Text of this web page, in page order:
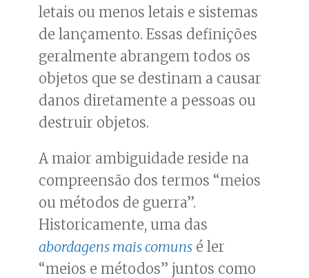
letais ou menos letais e sistemas
de lançamento. Essas definições
geralmente abrangem todos os
objetos que se destinam a causar
danos diretamente a pessoas ou
destruir objetos.
A maior ambiguidade reside na
compreensão dos termos “meios
ou métodos de guerra”.
Historicamente, uma das
abordagens mais comuns é ler
“meios e métodos” juntos como